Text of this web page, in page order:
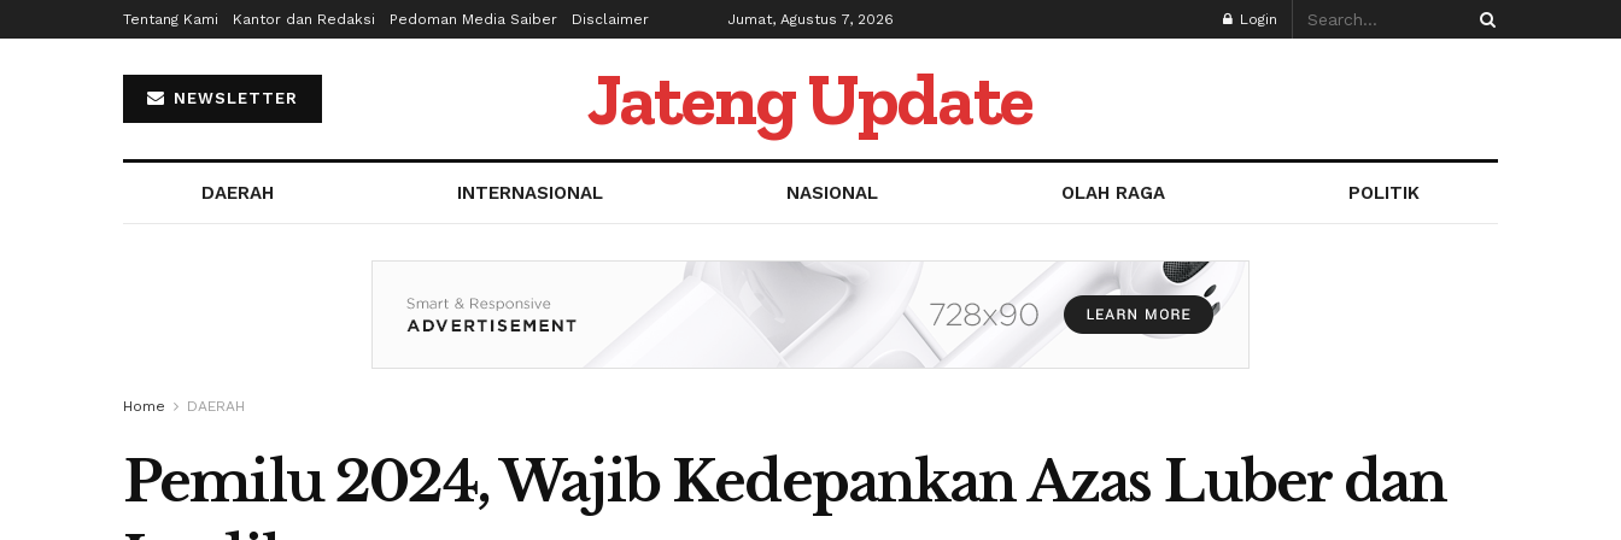
Tentang Kami Kantor dan Redaksi Pedoman Media Saiber Disclaimer Jumat, Agustus 7, 2026 Login
NEWSLETTER Jateng Update
DAERAH INTERNASIONAL NASIONAL OLAH RAGA POLITIK
Home DAERAH
Pemilu 2024, Wajib Kedepankan Azas Luber dan